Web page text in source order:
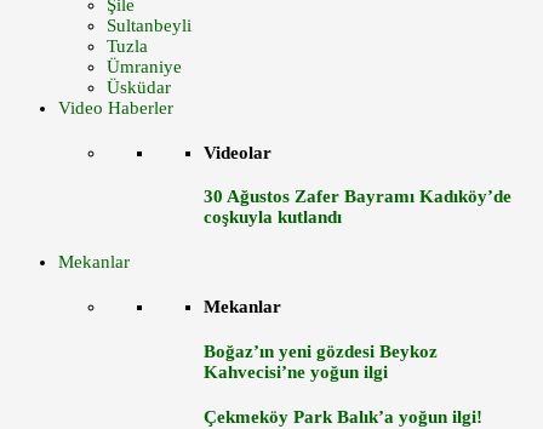
Şile
Sultanbeyli
Tuzla
Ümraniye
Üsküdar
Video Haberler
Videolar
30 Ağustos Zafer Bayramı Kadıköy’de
coşkuyla kutlandı
Mekanlar
Mekanlar
Boğaz’ın yeni gözdesi Beykoz
Kahvecisi’ne yoğun ilgi
Çekmeköy Park Balık’a yoğun ilgi!